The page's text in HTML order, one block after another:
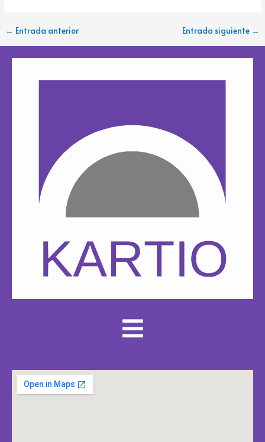
← Entrada anterior Entrada siguiente →